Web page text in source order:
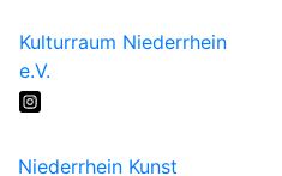
Kulturraum Niederrhein
e.V.
Niederrhein Kunst